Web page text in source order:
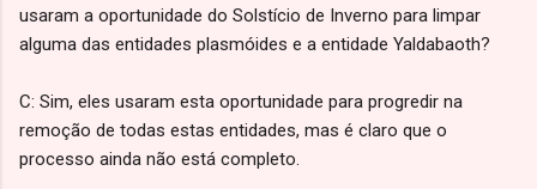
usaram a oportunidade do Solstício de Inverno para limpar
alguma das entidades plasmóides e a entidade Yaldabaoth?
C: Sim, eles usaram esta oportunidade para progredir na
remoção de todas estas entidades, mas é claro que o
processo ainda não está completo.